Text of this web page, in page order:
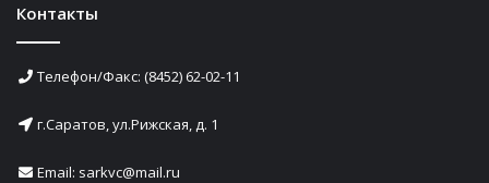
Контакты
Телефон/Факс: (8452) 62-02-11
г.Саратов, ул.Рижская, д. 1
Email: sarkvc@mail.ru